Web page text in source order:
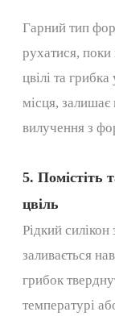
Гарний тип
рухатися, поки
цвілі та
місця,
вилучення з
5. Помістіть
цвіль
Рідкий силікон
заливається
грибок
температурі